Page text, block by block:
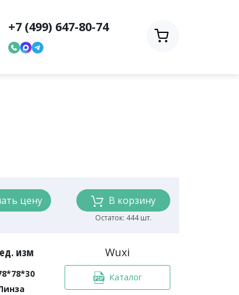
+7 (499) 647-80-74
цену В корзину
Остаток: 444 шт.
изм Wuxi
Каталог